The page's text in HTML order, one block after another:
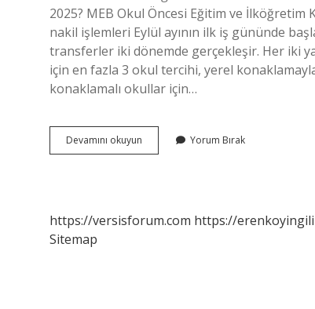
2025? MEB Okul Öncesi Eğitim ve
nakil işlemleri Eylül ayının ilk iş gününde
transferler iki dönemde gerçekleşir. Her iki
için en fazla 3 okul tercihi, yerel
konaklamalı okullar için…
Devamını okuyun
Nakil
Yorum Bırak
https://versisforum.com https://
Sitemap